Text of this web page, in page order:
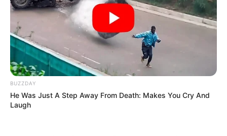
Découvrez pour le fun ou plus sérieusement ce que
les étoiles vous proposent aujourd’hui.
Votre pronostic Quinté du jour
A lire également cetarticle
avant de consulter les
numéros chance.
L’accès au site est 100% gratuit, merci de nous
soutenir avec un petit clic sur un des boutons.
BUZZDAY
He Was Just A Step Away From Death: Makes You Cry And
Laugh